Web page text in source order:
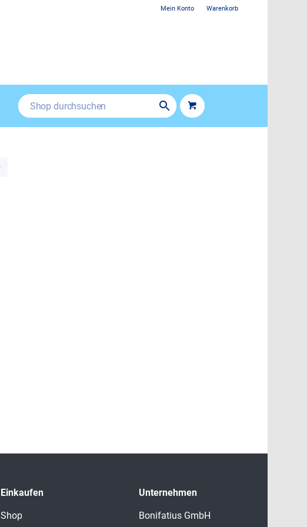
Mein Konto Warenkorb
Einkaufen
Shop
Unternehmen
Bonifatius GmbH